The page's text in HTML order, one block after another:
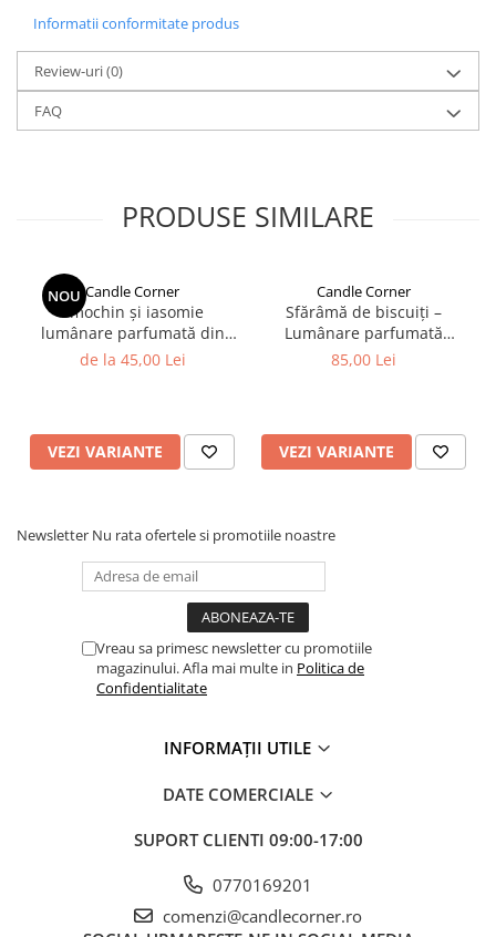
Informatii conformitate produs
Review-uri(0)
FAQ
PRODUSE SIMILARE
NOU Candle Corner
Smochin și iasomie
lumânare parfumată din
ceară naturală de soia în
de la 45,00 Lei
VEZI VARIANTE
Candle Corner
Sfărâmă de biscuiți –
Lumânare parfumată
handmade 150 g
85,00 Lei
VEZI VARIANTE
Newsletter Nu rata ofertele si promotiile noastre
Vreau sa primesc newsletter cu promotiile
magazinului. Afla mai multe in Politica de
Confidentialitate
INFORMAȚII UTILE
DATE COMERCIALE
SUPORT CLIENTI 09:00-17:00
0770169201
comenzi@candlecorner.ro